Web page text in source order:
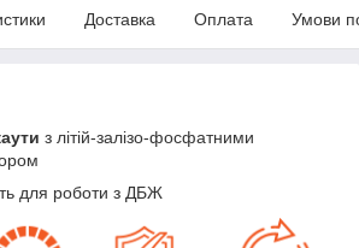
Доставка Оплата Умови
з літій-залізо-фосфатними
для роботи з ДБЖ